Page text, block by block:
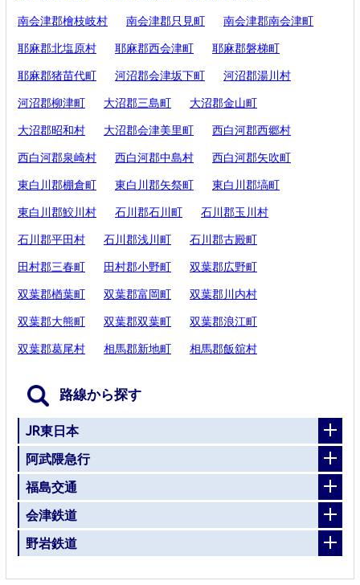
南会津郡檜枝岐村 南会津郡只見町 南会津郡南会津町
耶麻郡北塩原村 耶麻郡西会津町 耶麻郡磐梯町
耶麻郡猪苗代町 河沼郡会津坂下町 河沼郡湯川村
河沼郡柳津町 大沼郡三島町 大沼郡金山町
大沼郡昭和村 大沼郡会津美里町 西白河郡西郷村
西白河郡泉崎村 西白河郡中島村 西白河郡矢吹町
東白川郡棚倉町 東白川郡矢祭町 東白川郡塙町
東白川郡鮫川村 石川郡石川町 石川郡玉川村
石川郡平田村 石川郡浅川町 石川郡古殿町
田村郡三春町 田村郡小野町 双葉郡広野町
双葉郡楢葉町 双葉郡富岡町 双葉郡川内村
双葉郡大熊町 双葉郡双葉町 双葉郡浪江町
双葉郡葛尾村 相馬郡新地町 相馬郡飯舘村
路線から探す
JR東日本
阿武隈急行
福島交通
会津鉄道
野岩鉄道